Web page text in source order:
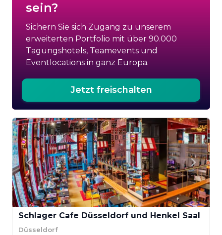
sein?
Sichern Sie sich Zugang zu unserem
erweiterten Portfolio mit über 90.000
Tagungshotels, Teamevents und
Eventlocations in ganz Europa.
Jetzt freischalten
Schlager Cafe Düsseldorf und Henkel Saal
Düsseldorf